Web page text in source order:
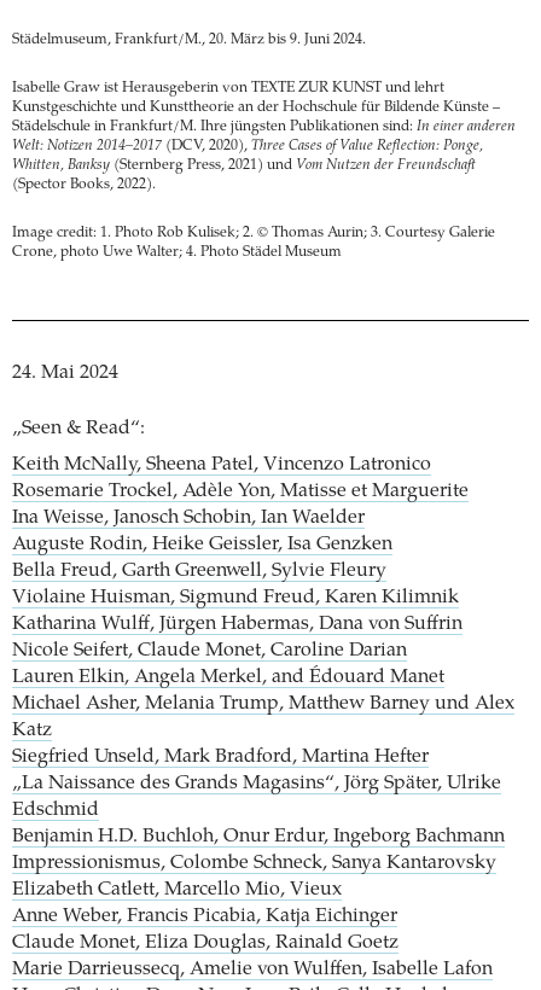
Städelmuseum, Frankfurt/M., 20. März bis 9. Juni 2024.
Isabelle Graw ist Herausgeberin von TEXTE ZUR KUNST und lehrt
Kunstgeschichte und Kunsttheorie an der Hochschule für Bildende Künste –
Städelschule in Frankfurt/M. Ihre jüngsten Publikationen sind: In einer anderen
Welt: Notizen 2014–2017 (DCV, 2020), Three Cases of Value Reflection: Ponge,
Whitten, Banksy (Sternberg Press, 2021) und Vom Nutzen der Freundschaft
(Spector Books, 2022).
Image credit: 1. Photo Rob Kulisek; 2. © Thomas Aurin; 3. Courtesy Galerie
Crone, photo Uwe Walter; 4. Photo Städel Museum
24. Mai 2024
„Seen & Read“:
Keith McNally, Sheena Patel, Vincenzo Latronico
Rosemarie Trockel, Adèle Yon, Matisse et Marguerite
Ina Weisse, Janosch Schobin, Ian Waelder
Auguste Rodin, Heike Geissler, Isa Genzken
Bella Freud, Garth Greenwell, Sylvie Fleury
Violaine Huisman, Sigmund Freud, Karen Kilimnik
Katharina Wulff, Jürgen Habermas, Dana von Suffrin
Nicole Seifert, Claude Monet, Caroline Darian
Lauren Elkin, Angela Merkel, and Édouard Manet
Michael Asher, Melania Trump, Matthew Barney und Alex
Katz
Siegfried Unseld, Mark Bradford, Martina Hefter
„La Naissance des Grands Magasins“, Jörg Später, Ulrike
Edschmid
Benjamin H.D. Buchloh, Onur Erdur, Ingeborg Bachmann
Impressionismus, Colombe Schneck, Sanya Kantarovsky
Elizabeth Catlett, Marcello Mio, Vieux
Anne Weber, Francis Picabia, Katja Eichinger
Claude Monet, Eliza Douglas, Rainald Goetz
Marie Darrieussecq, Amelie von Wulffen, Isabelle Lafon